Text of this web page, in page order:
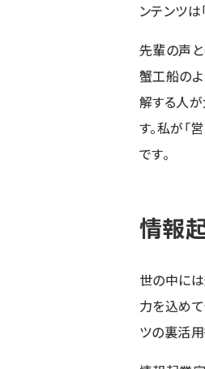
ンテンツは
先輩の声と
蟹工船の
解する人
す。私が「
です。
情報
世の中に
力を込め
ツの裏活用